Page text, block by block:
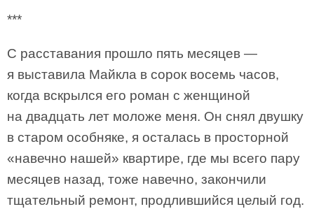
***
С расставания прошло пять месяцев —
я выставила Майкла в сорок восемь часов,
когда вскрылся его роман с женщиной
на двадцать лет моложе меня. Он снял двушку
в старом особняке, я осталась в просторной
«навечно нашей» квартире, где мы всего пару
месяцев назад, тоже навечно, закончили
тщательный ремонт, продлившийся целый год.